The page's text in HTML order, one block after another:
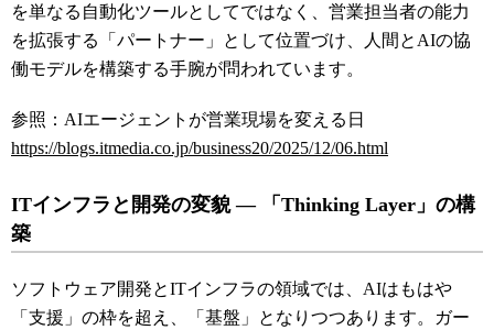
を単なる自動化ツールとしてではなく、営業担当者の能力
を拡張する「パートナー」として位置づけ、人間とAIの協
働モデルを構築する手腕が問われています。
参照：AIエージェントが営業現場を変える日
https://blogs.itmedia.co.jp/business20/2025/12/06.html
ITインフラと開発の変貌 ― 「Thinking Layer」の構
築
ソフトウェア開発とITインフラの領域では、AIはもはや
「支援」の枠を超え、「基盤」となりつつあります。ガー